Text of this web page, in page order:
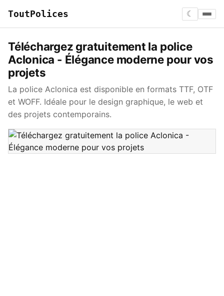
ToutPolices ☾
Téléchargez gratuitement la police
Aclonica - Élégance moderne pour vos
projets
La police Aclonica est disponible en formats TTF, OTF
et WOFF. Idéale pour le design graphique, le web et
des projets contemporains.